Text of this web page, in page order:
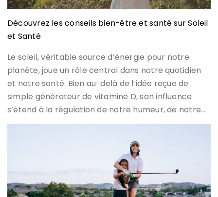
Découvrez les conseils bien-être et santé sur Soleil
et Santé
Le soleil, véritable source d’énergie pour notre
planète, joue un rôle central dans notre quotidien
et notre santé. Bien au-delà de l’idée reçue de
simple générateur de vitamine D, son influence
s’étend à la régulation de notre humeur, de notre…